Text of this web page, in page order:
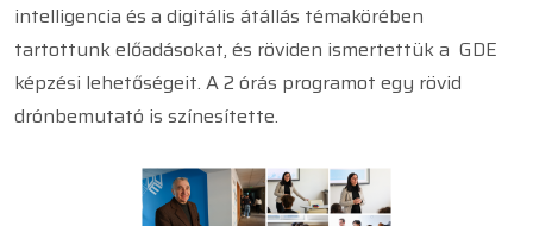
intelligencia és a digitális átállás témakörében
tartottunk előadásokat, és röviden ismertettük a GDE
képzési lehetőségeit. A 2 órás programot egy rövid
drónbemutató is színesítette.